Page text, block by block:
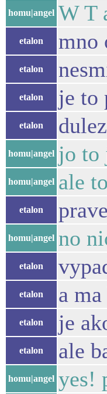
homu|angel W T
etalon mno
etalon
etalon je to
etalon
homu|angel jo to
homu|angel ale
etalon
homu|angel no
etalon
etalon a
etalon je
etalon ale
homu|angel yes!